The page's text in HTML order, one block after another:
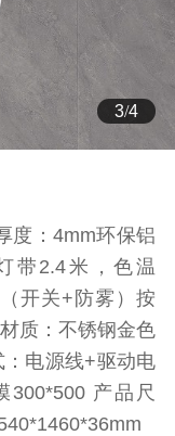
4/4
度：4mm环保铝
带2.4米，色温
开关+防雾）按
质：不锈钢金色
电源线+驱动电
产品尺